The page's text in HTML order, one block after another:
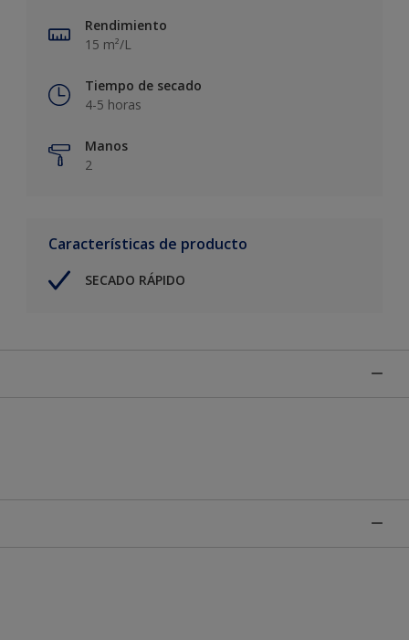
Rendimiento
15 m²/L
Tiempo de secado
4-5 horas
Manos
2
Características de producto
SECADO RÁPIDO